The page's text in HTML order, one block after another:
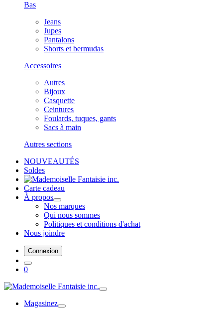
Bas
Jeans
Jupes
Pantalons
Shorts et bermudas
Accessoires
Autres
Bijoux
Casquette
Ceintures
Foulards, tuques, gants
Sacs à main
Autres sections
NOUVEAUTÉS
Soldes
Carte cadeau
À propos
Nos marques
Qui nous sommes
Politiques et conditions d'achat
Nous joindre
Connexion
0
Magasinez